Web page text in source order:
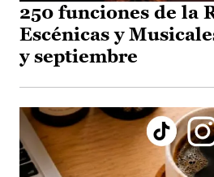
250 funciones de la
Escénicas y
y septiembre